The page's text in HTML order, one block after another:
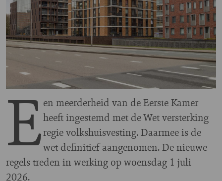
Een meerderheid van de Eerste Kamer
heeft ingestemd met de Wet versterking
regie volkshuisvesting. Daarmee is de
wet definitief aangenomen. De nieuwe
regels treden in werking op woensdag 1 juli
2026.